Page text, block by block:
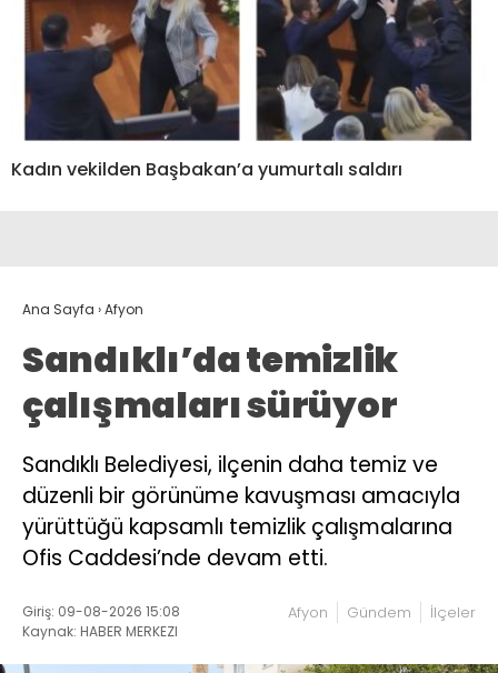
Kadın vekilden Başbakan’a yumurtalı saldırı
Ana Sayfa ›Afyon
Sandıklı’da temizlik
çalışmaları sürüyor
Sandıklı Belediyesi, ilçenin daha temiz ve
düzenli bir görünüme kavuşması amacıyla
yürüttüğü kapsamlı temizlik çalışmalarına
Ofis Caddesi’nde devam etti.
Giriş: 09-08-2026 15:08
Kaynak: HABER MERKEZI
Afyon Gündem İlçeler